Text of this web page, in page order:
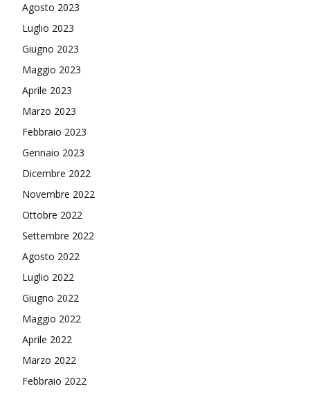
Agosto 2023
Luglio 2023
Giugno 2023
Maggio 2023
Aprile 2023
Marzo 2023
Febbraio 2023
Gennaio 2023
Dicembre 2022
Novembre 2022
Ottobre 2022
Settembre 2022
Agosto 2022
Luglio 2022
Giugno 2022
Maggio 2022
Aprile 2022
Marzo 2022
Febbraio 2022